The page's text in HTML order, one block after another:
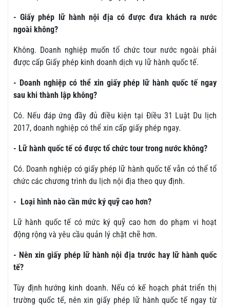
- Giấy phép lữ hành nội địa có được đưa khách ra nước
ngoài không?
Không. Doanh nghiệp muốn tổ chức tour nước ngoài phải
được cấp Giấy phép kinh doanh dịch vụ lữ hành quốc tế.
- Doanh nghiệp có thể xin giấy phép lữ hành quốc tế ngay
sau khi thành lập không?
Có. Nếu đáp ứng đầy đủ điều kiện tại Điều 31 Luật Du lịch
2017, doanh nghiệp có thể xin cấp giấy phép ngay.
- Lữ hành quốc tế có được tổ chức tour trong nước không?
Có. Doanh nghiệp có giấy phép lữ hành quốc tế vẫn có thể tổ
chức các chương trình du lịch nội địa theo quy định.
- Loại hình nào cần mức ký quỹ cao hơn?
Lữ hành quốc tế có mức ký quỹ cao hơn do phạm vi hoạt
động rộng và yêu cầu quản lý chặt chẽ hơn.
- Nên xin giấy phép lữ hành nội địa trước hay lữ hành quốc
tế?
Tùy định hướng kinh doanh. Nếu có kế hoạch phát triển thị
trường quốc tế, nên xin giấy phép lữ hành quốc tế ngay từ